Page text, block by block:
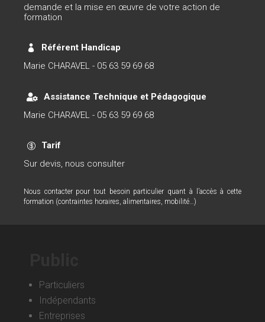
Particuliers
Indépendants
Entreprises
demande et la mise en œuvre de votre action de
formation

Référent Handicap
Marie CHARAVEL - 05 63 59 69 68

Assistance Technique et Pédagogique
Marie CHARAVEL - 05 63 59 69 68

Tarif
Sur devis, nous consulter
Nous contacter pour tout besoin particulier quant à l’accès à cette
formation (contraintes horaires, alimentaires, mobilité…)